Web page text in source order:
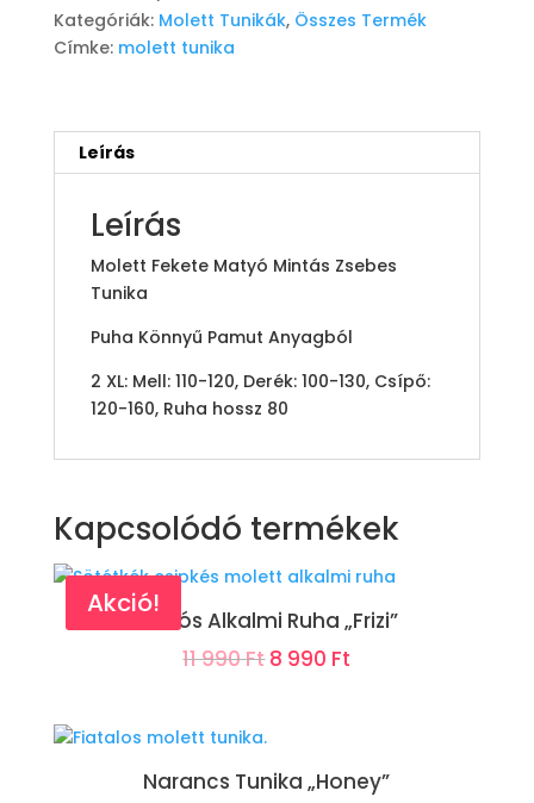
mennyiség
Kategóriák: Molett Tunikák, Összes Termék
Címke: molett tunika
Leírás
Leírás
Molett Fekete Matyó Mintás Zsebes
Tunika
Puha Könnyű Pamut Anyagból
2 XL: Mell: 110-120, Derék: 100-130, Csípő:
120-160, Ruha hossz 80
Kapcsolódó termékek
Akció!
Akciós Alkalmi Ruha „Frizi”
11 990FtOriginal
990 Ft.
8 990 Ft
990 Ft.
Narancs Tunika „Honey”